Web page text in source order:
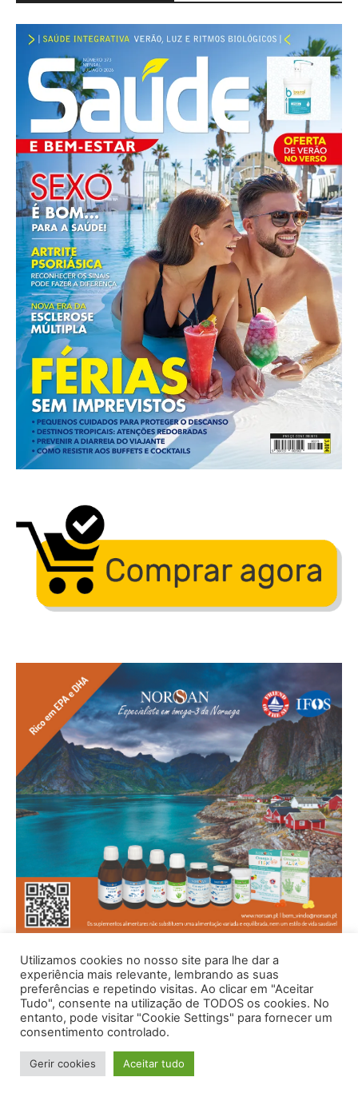
© 1996 - 2026 -Saúde e Bem Estar - Hosted and Designed By
Utilizamos cookies no nosso site para lhe dar a
experiência mais relevante, lembrando as suas
preferências e repetindo visitas. Ao clicar em "Aceitar
Tudo", consente na utilização de TODOS os cookies. No
entanto, pode visitar "Cookie Settings" para fornecer um
consentimento controlado.
Gerir cookies Aceitar tudo